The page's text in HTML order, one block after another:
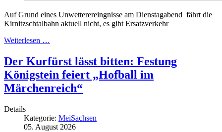
Auf Grund eines Unwetterereingnisse am Dienstagabend fährt die
Kirnitzschtalbahn aktuell nicht, es gibt Ersatzverkehr
Weiterlesen …
Der Kurfürst lässt bitten: Festung
Königstein feiert „Hofball im
Märchenreich“
Details
Kategorie: MeiSachsen
05. August 2026